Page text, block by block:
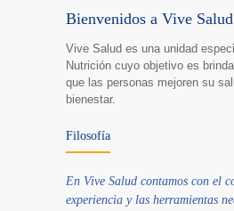
Bienvenidos a Vive Salud
Vive Salud es una unidad
Nutrición cuyo objetivo es
que las personas mejoren su
bienestar.
Filosofía
En Vive Salud contamos con el
experiencia y las herramientas